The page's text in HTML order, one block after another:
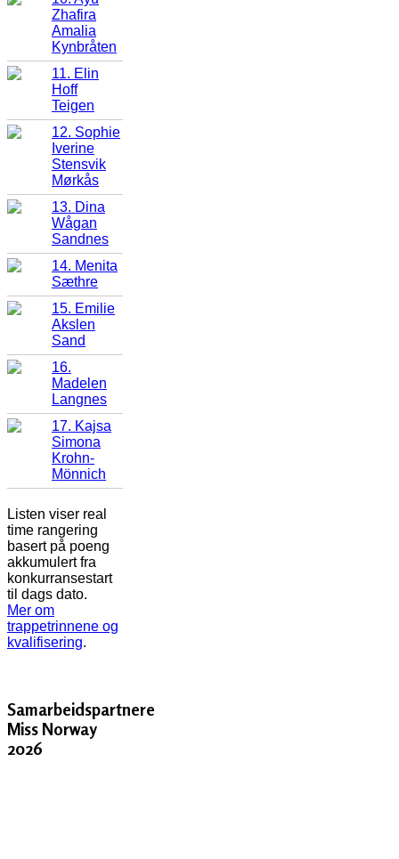
Zhafira
Amalia
Kynbråten
11. Elin
Hoff
Teigen
12. Sophie
Iverine
Stensvik
Mørkås
13. Dina
Wågan
Sandnes
14. Menita
Sæthre
15. Emilie
Akslen
Sand
16.
Madelen
Langnes
17. Kajsa
Simona
Krohn-
Mönnich
Listen viser real
time rangering
basert på poeng
akkumulert fra
konkurransestart
til dags dato.
Mer om
trappetrinnene og
kvalifisering.
Samarbeidspartnere
Miss Norway
2026